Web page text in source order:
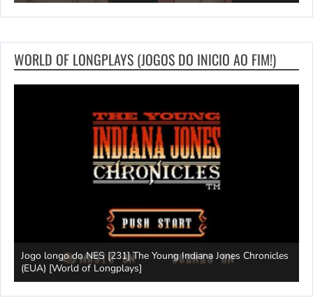
WORLD OF LONGPLAYS (JOGOS DO INICIO AO FIM!)
Jogo longo do NES [231] The Young Indiana Jones Chronicles
(EUA) [World of Longplays]